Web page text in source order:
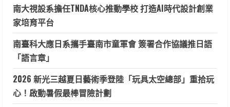
南大視設系擔任TNDA核心推動學校 打造AI時代設計創業
家培育平台
南臺科大應日系攜手臺南市童軍會 簽署合作協議推日語
「語言章」
2026 新光三越夏日藝術季登陸「玩具太空總部」重拾玩
心！啟動暑假最棒冒險計劃